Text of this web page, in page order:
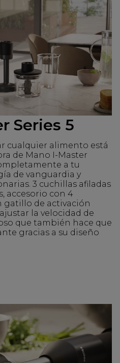
Series 5
cualquier alimento está
de Mano I-Master
a tu
de vanguardia y
3 cuchillas afiladas
accesorio con 4
gatillo de activación
la velocidad de
que también hace que
gracias a su diseño